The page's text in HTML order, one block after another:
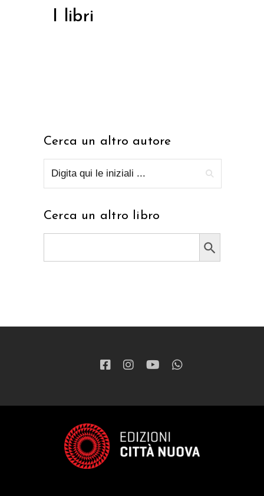
I libri
Cerca un altro autore
Cerca un altro libro
Search Button